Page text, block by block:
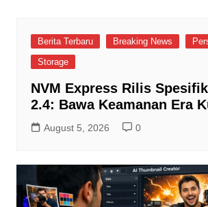
Berita Terbaru Breaking News
Storage
NVM Express Rilis
2.4: Bawa Keamanan Era
August 5, 2026 0